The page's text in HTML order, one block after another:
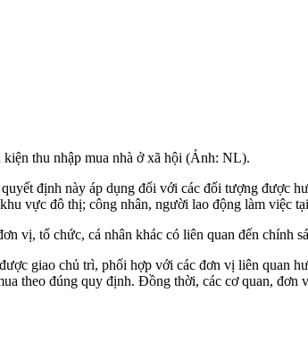
thu nhập mua nhà ở xã hội (Ảnh: NL).
định này áp dụng đối với các đối tượng được
vực đô thị; công nhân, người lao động làm việc
vị, tổ chức, cá nhân khác có liên quan đến chính
giao chủ trì, phối hợp với các đơn vị liên quan
theo đúng quy định. Đồng thời, các cơ quan,